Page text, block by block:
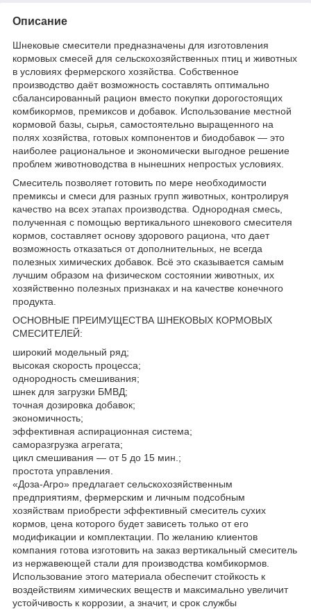
Описание
Шнековые смесители предназначены для изготовления
кормовых смесей для сельскохозяйственных птиц и животных
в условиях фермерского хозяйства. Собственное
производство даёт возможность составлять оптимально
сбалансированный рацион вместо покупки дорогостоящих
комбикормов, премиксов и добавок. Использование местной
кормовой базы, сырья, самостоятельно выращенного на
полях хозяйства, готовых компонентов и биодобавок — это
наиболее рациональное и экономически выгодное решение
проблем животноводства в нынешних непростых условиях.
Смеситель позволяет готовить по мере необходимости
премиксы и смеси для разных групп животных, контролируя
качество на всех этапах производства. Однородная смесь,
полученная с помощью вертикального шнекового смесителя
кормов, составляет основу здорового рациона, что дает
возможность отказаться от дополнительных, не всегда
полезных химических добавок. Всё это сказывается самым
лучшим образом на физическом состоянии животных, их
хозяйственно полезных признаках и на качестве конечного
продукта.
ОСНОВНЫЕ ПРЕИМУЩЕСТВА ШНЕКОВЫХ КОРМОВЫХ
СМЕСИТЕЛЕЙ:
широкий модельный ряд;
высокая скорость процесса;
однородность смешивания;
шнек для загрузки БМВД;
точная дозировка добавок;
экономичность;
эффективная аспирационная система;
саморазгрузка агрегата;
цикл смешивания — от 5 до 15 мин.;
простота управления.
«Доза-Агро» предлагает сельскохозяйственным
предприятиям, фермерским и личным подсобным
хозяйствам приобрести эффективный смеситель сухих
кормов, цена которого будет зависеть только от его
модификации и комплектации. По желанию клиентов
компания готова изготовить на заказ вертикальный смеситель
из нержавеющей стали для производства комбикормов.
Использование этого материала обеспечит стойкость к
воздействиям химических веществ и максимально увеличит
устойчивость к коррозии, а значит, и срок службы